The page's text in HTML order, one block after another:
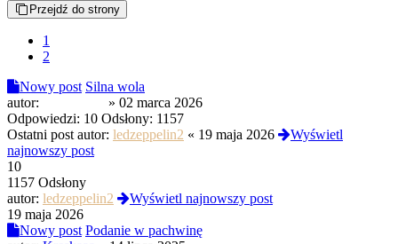
Przejdź do strony
1
2
Nowy post Silna wola
autor:
» 02 marca 2026
Odpowiedzi: 10 Odsłony: 1157
Ostatni post autor: ledzeppelin2 « 19 maja 2026
Wyświetl
najnowszy post
10
1157 Odsłony
autor: ledzeppelin2
Wyświetl najnowszy post
19 maja 2026
Nowy post Podanie w pachwinę